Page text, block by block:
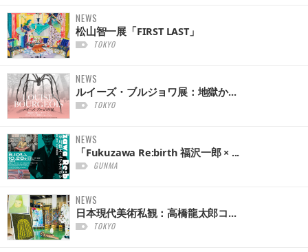
NEWS
松山智一展「FIRST LAST」
TOKYO
NEWS
ルイーズ・ブルジョワ展：地獄か...
TOKYO
NEWS
「Fukuzawa Re:birth 福沢一郎 × ...
GUNMA
NEWS
日本現代美術私観：高橋龍太郎コ...
TOKYO